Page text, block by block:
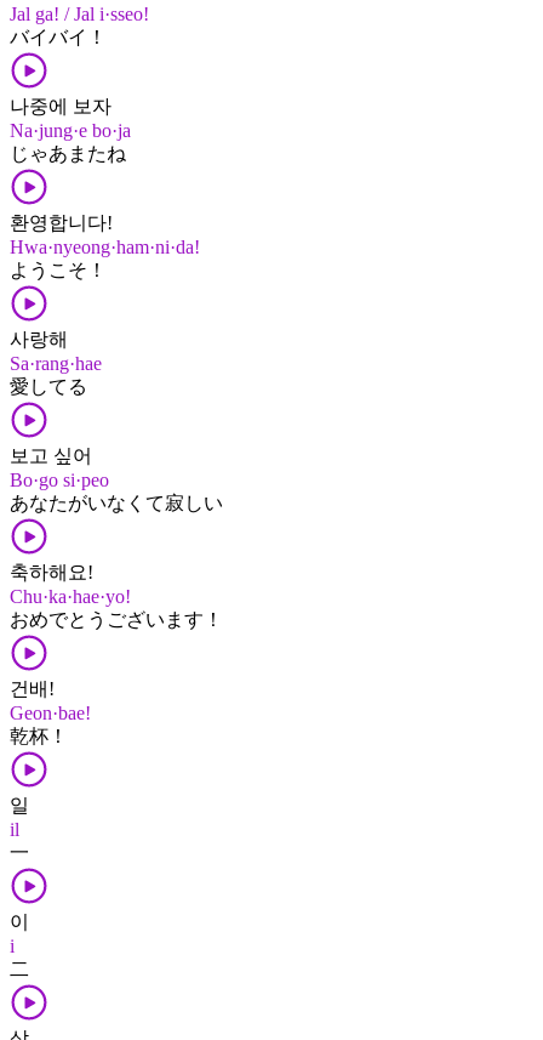
Jal ga! / Jal i·sseo!
バイ​バイ！
나중에 보자
Na·jung·e bo·ja
じゃあ​また​ね
환영합니다!
Hwa·nyeong·ham·ni·da!
ようこそ！
사랑해
Sa·rang·hae
愛してる
보고 싶어
Bo·go si·peo
あなた​が​いなくて​寂しい
축하해요!
Chu·ka·hae·yo!
おめでとう​ございます！
건배!
Geon·bae!
乾杯！
일
il
一
이
i
二